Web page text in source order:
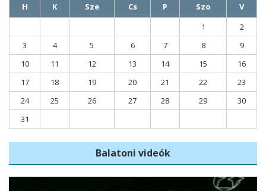
H K Sze Cs P Szo
V
1
2
3
4 5 6 7 8
9
10
11 12 13 14 15
16
17
18 19 20 21 22
23
24
25 26 27 28 29
30
31
Balatoni videók